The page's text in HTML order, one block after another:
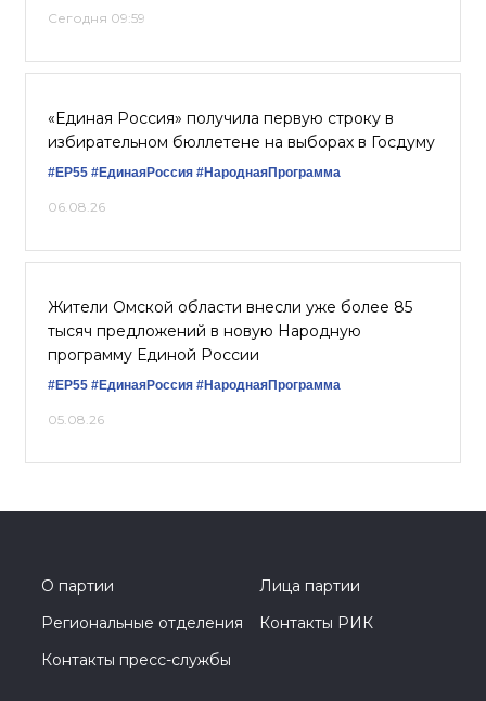
Сегодня 09:59
«Единая Россия» получила первую строку в
избирательном бюллетене на выборах в Госдуму
#ЕР55 #ЕдинаяРоссия #НароднаяПрограмма
06.08.26
Жители Омской области внесли уже более 85
тысяч предложений в новую Народную
программу Единой России
#ЕР55 #ЕдинаяРоссия #НароднаяПрограмма
05.08.26
О партии
Лица партии
Региональные отделения
Контакты РИК
Контакты пресс-службы